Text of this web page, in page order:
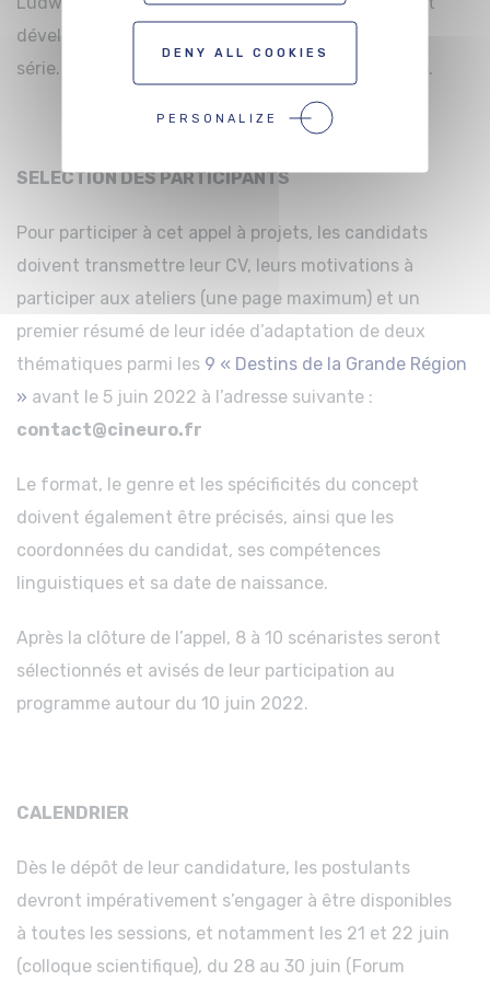
développer un scénario de long-métrage ou de
série. Les binômes d’auteurs ne sont pas acceptés.
SELECTION DES PARTICIPANTS
Pour participer à cet appel à projets, les candidats
doivent transmettre leur CV, leurs motivations à
participer aux ateliers (une page maximum) et un
premier résumé de leur idée d’adaptation de deux
thématiques parmi les 9 « Destins de la Grande Région
» avant le 5 juin 2022 à l’adresse suivante :
contact@cineuro.fr
Le format, le genre et les spécificités du concept
doivent également être précisés, ainsi que les
coordonnées du candidat, ses compétences
linguistiques et sa date de naissance.
Après la clôture de l’appel, 8 à 10 scénaristes seront
sélectionnés et avisés de leur participation au
programme autour du 10 juin 2022.
CALENDRIER
Dès le dépôt de leur candidature, les postulants
devront impérativement s’engager à être disponibles
à toutes les sessions, et notamment les 21 et 22 juin
(colloque scientifique), du 28 au 30 juin (Forum
DENY ALL COOKIES
PERSONALIZE